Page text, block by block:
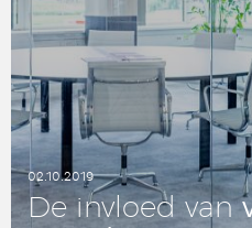
02.10.2019
De invloed van